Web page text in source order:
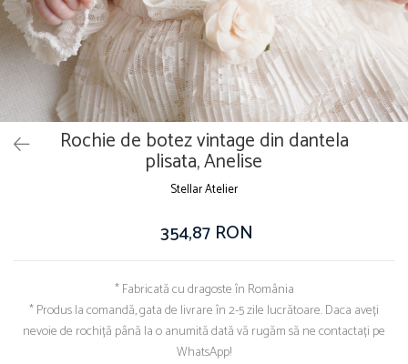
Rochie de botez vintage din dantela
plisata, Anelise
Stellar Atelier
354,87 RON
* Fabricată cu dragoste în România
* Produs la comandă, gata de livrare în 2-5 zile lucrătoare. Daca aveți
nevoie de rochiță până la o anumită dată vă rugăm să ne contactați pe
WhatsApp!